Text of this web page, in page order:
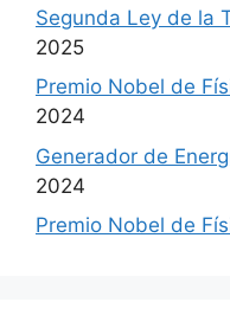
Segunda Ley de la
2025
Premio Nobel de
2024
Generador de
2024
Premio Nobel de